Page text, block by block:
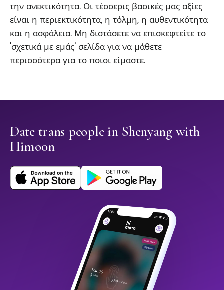
την ανεκτικότητα. Οι τέσσερις βασικές μας αξίες
είναι η περιεκτικότητα, η τόλμη, η αυθεντικότητα
και η ασφάλεια. Μη διστάσετε να επισκεφτείτε το
'σχετικά με εμάς' σελίδα για να μάθετε
περισσότερα για το ποιοι είμαστε.
Date trans people in Shenyang with
Himoon